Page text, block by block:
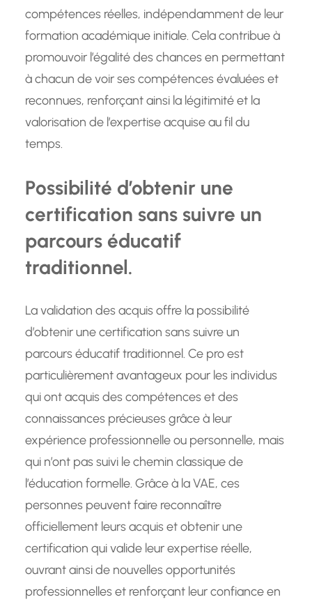
compétences réelles, indépendamment de leur
formation académique initiale. Cela contribue à
promouvoir l’égalité des chances en permettant
à chacun de voir ses compétences évaluées et
reconnues, renforçant ainsi la légitimité et la
valorisation de l’expertise acquise au fil du
temps.
Possibilité d’obtenir une
certification sans suivre un
parcours éducatif
traditionnel.
La validation des acquis offre la possibilité
d’obtenir une certification sans suivre un
parcours éducatif traditionnel. Ce pro est
particulièrement avantageux pour les individus
qui ont acquis des compétences et des
connaissances précieuses grâce à leur
expérience professionnelle ou personnelle, mais
qui n’ont pas suivi le chemin classique de
l’éducation formelle. Grâce à la VAE, ces
personnes peuvent faire reconnaître
officiellement leurs acquis et obtenir une
certification qui valide leur expertise réelle,
ouvrant ainsi de nouvelles opportunités
professionnelles et renforçant leur confiance en